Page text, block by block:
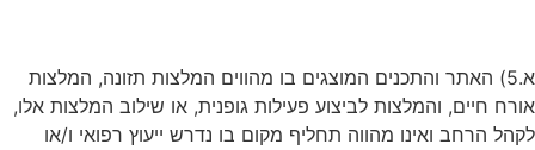
א.5) האתר והתכנים המוצגים בו מהווים המלצות תזונה, המלצות
אורח חיים, והמלצות לביצוע פעילות גופנית, או שילוב המלצות אלו,
לקהל הרחב ואינו מהווה תחליף מקום בו נדרש ייעוץ רפואי ו/או